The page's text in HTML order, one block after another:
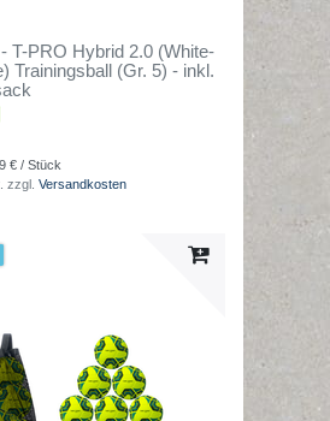
T-PRO Hybrid 2.0 (White-
Trainingsball (Gr. 5) - inkl.
€ / Stück
zzgl. Versandkosten